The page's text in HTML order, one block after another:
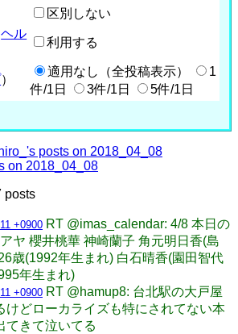
区別しない
ヘル
利用する
）
適用なし（全投稿表示）
1
件/1日
3件/1日 5件/1日
posts on 2018_04_08
on 2018_04_08
posts
+0900 RT @imas_calendar: 4/8 本日の
ヤ 櫻井桃華 神崎蘭子 角元明日香(島
歳(1992年生まれ) 白石晴香(園田智代
年生まれ)
+0900 RT @hamup8: 台北駅の大戸屋
けどローカライズも特にされてない本
てきて泣いてる